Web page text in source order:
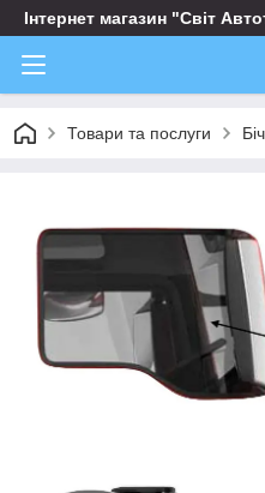
Інтернет магазин "Світ
Товари та послуги